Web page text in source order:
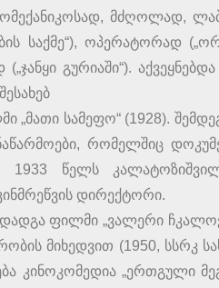
მძღოლად,
საქმე“), ოპერატორად
გურიაში“).
სამეფო“ (1928).
რომელშიც
1933 წელს
დირექტორი.
დადგა ფილმი „ვალერი
მიხედვით (1950, სსრკ
კინოკომედია „ერთგული